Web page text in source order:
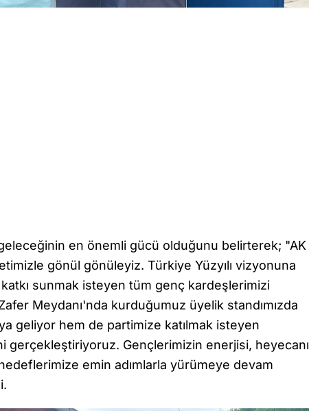
en önemli gücü olduğunu belirterek; "AK
gönül gönüleyiz. Türkiye Yüzyılı vizyonuna
sunmak isteyen tüm genç kardeşlerimizi
Meydanı'nda kurduğumuz üyelik standımızda
geliyor hem de partimize katılmak isteyen
gerçekleştiriyoruz. Gençlerimizin enerjisi, heyecanı
emin adımlarla yürümeye devam